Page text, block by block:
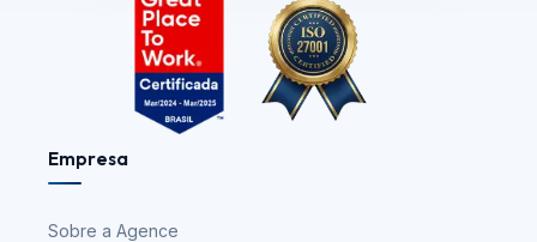
Empresa
Sobre a Agence